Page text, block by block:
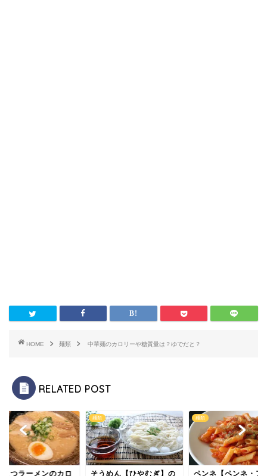
HOME 麺類 中華麺のカロリーや糖質量は？ゆでだと？
RELATED POST
こつラーメンのカロ
麺類
そうめん【ひやむぎ】の
麺類
ペンネ【ペンネ・ア